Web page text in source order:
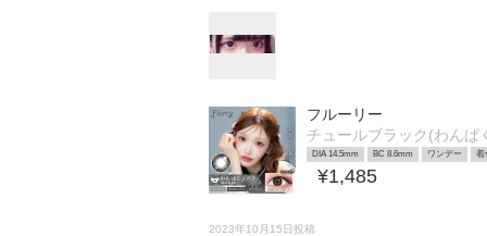
フルーリー
チュールブラック(わんぱ
DIA 14.5mm BC 8.6mm ワンデー 着
¥1,485
2023年10月15日投稿